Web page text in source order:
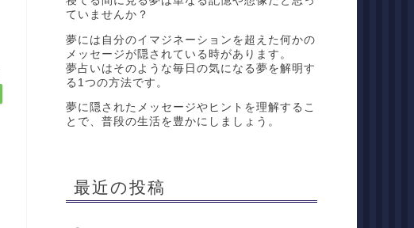
ていませんか？
夢には自分のイマジネーションを超えた何かの
メッセージが隠されている時があります。
夢占いはそのような毎日の気になる夢を解明す
る1つの方法です。
夢に隠されたメッセージやヒントを理解するこ
とで、普段の生活を豊かにしましょう。
最近の投稿